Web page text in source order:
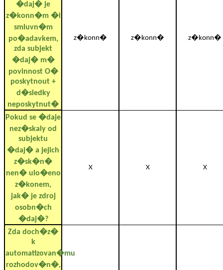
�daj� je
z�konn�m �i
smluvn�m
po�adavkem,
zda subjekt
�daj� m�
povinnost O�
poskytnout +
d�sledky
neposkytnut�
z�konn� z�konn� z�konn�
Pokud se �daje
nez�skaly od
subjektu
�daj� a jejich
z�sk�n�
nen� ulo�eno
z�konem,
jak� je zdroj
osobn�ch
�daj�?
X X X
Zda doch�z�
k
automatizovan�mu
rozhodov�n�,